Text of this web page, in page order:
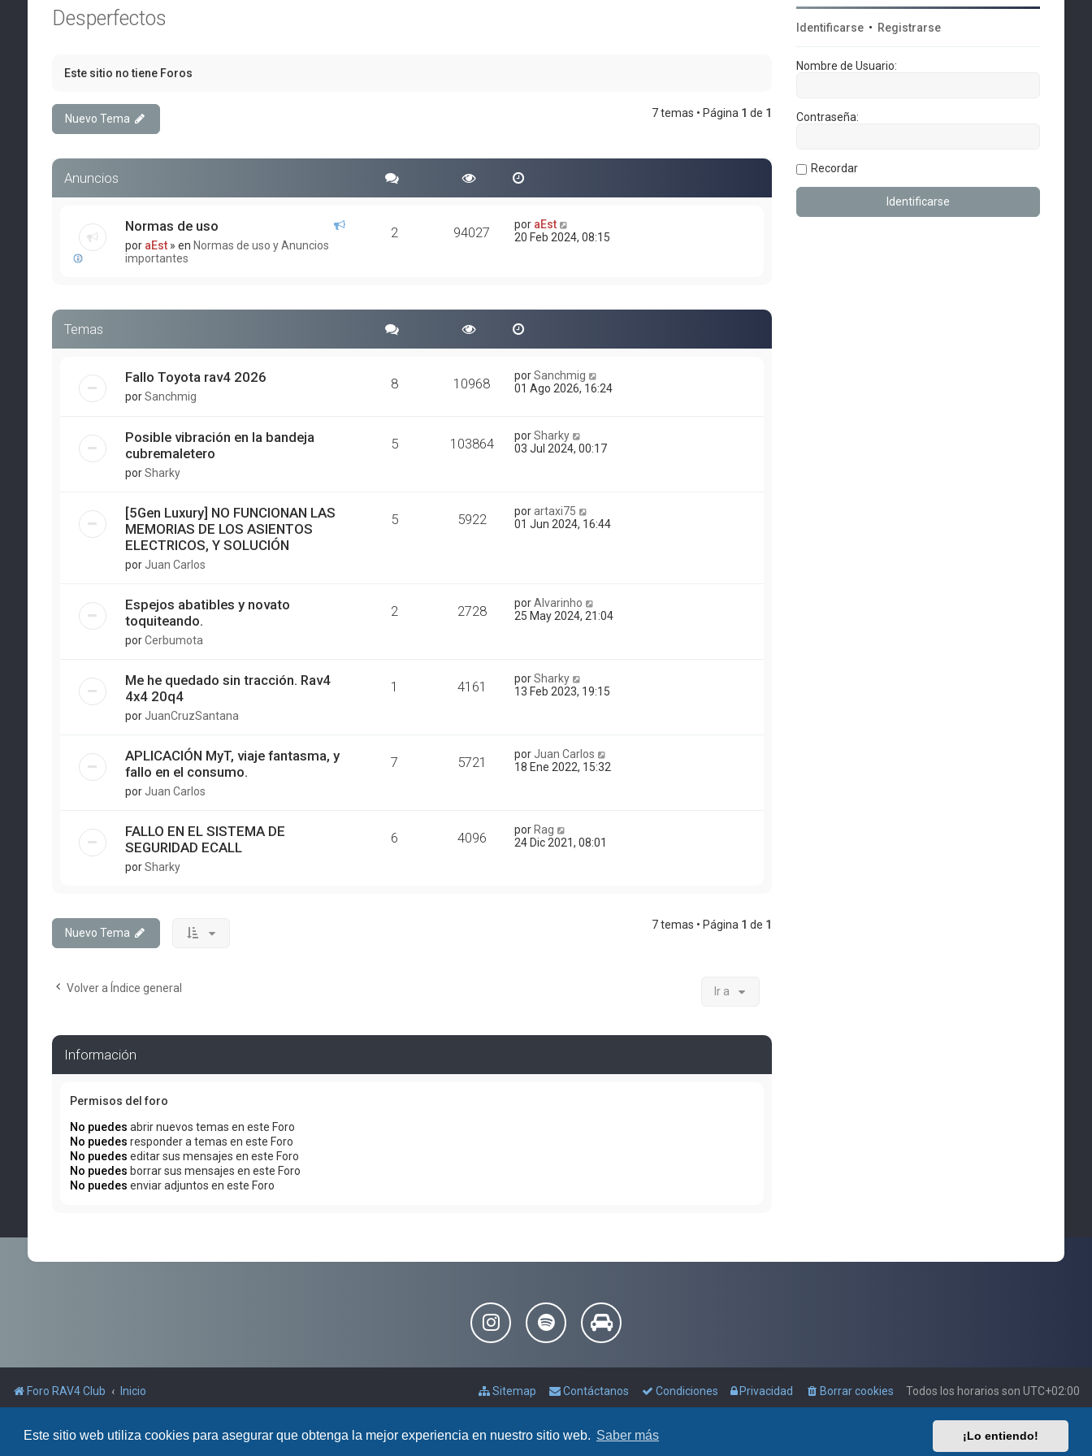
Este sitio web utiliza cookies para asegurar que obtenga la mejor experiencia en nuestro sitio web. Saber más ¡Lo entiendo!
Desperfectos
Este sitio no tiene Foros
Nuevo Tema 7 temas • Página 1 de 1
Anuncios
Normas de uso
por aEst » en Normas de uso y Anuncios
importantes
2 94027 por aEst
20 Feb 2024, 08:15
Temas
Fallo Toyota rav4 2026
porSanchmig
8 10968 porSanchmig
01 Ago 2026, 16:24
Posible vibración en la bandeja
cubremaletero
porSharky
5 103864 porSharky
03 Jul 2024, 00:17
[5Gen Luxury] NO FUNCIONAN LAS
MEMORIAS DE LOS ASIENTOS
ELECTRICOS, Y SOLUCIÓN
por Juan Carlos
5 5922 porartaxi75
01 Jun 2024, 16:44
Espejos abatibles y novato
toquiteando.
porCerbumota
2 2728 porAlvarinho
25 May 2024, 21:04
Me he quedado sin tracción. Rav4
4x4 20q4
por JuanCruzSantana
1 4161 porSharky
13 Feb 2023, 19:15
APLICACIÓN MyT, viaje fantasma, y
fallo en el consumo.
por Juan Carlos
7 5721 por Juan Carlos
18 Ene 2022, 15:32
FALLO EN EL SISTEMA DE
SEGURIDAD ECALL
porSharky
6 4096 por Rag
24 Dic 2021, 08:01
Nuevo Tema
7 temas • Página 1 de 1
Volver a Índice general Ir a
Información
Permisos del foro
No puedes abrir nuevos temas en este Foro
No puedes responder a temas en este Foro
No puedes editar sus mensajes en este Foro
No puedes borrar sus mensajes en este Foro
No puedes enviar adjuntos en este Foro
Identificarse • Registrarse
Nombre de Usuario:
Contraseña:
Recordar
Foro RAV4 Club Inicio Todos los horarios son UTC+02:00
Borrar cookies
Privacidad
Condiciones
Contáctanos
Sitemap
Powered byphpBB™
phpBB España